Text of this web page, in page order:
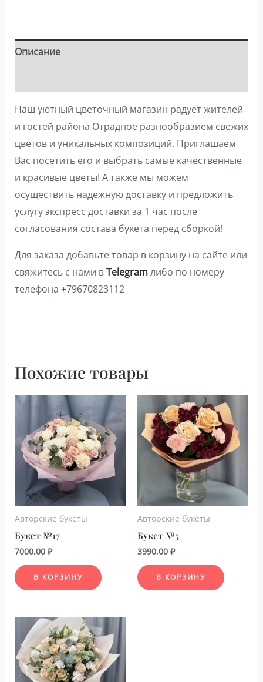
Описание
Наш уютный цветочный магазин радует жителей
и гостей района Отрадное разнообразием свежих
цветов и уникальных композиций. Приглашаем
Вас посетить его и выбрать самые качественные
и красивые цветы! А также мы можем
осуществить надежную доставку и предложить
услугу экспресс доставки за 1 час после
согласования состава букета перед сборкой!
Для заказа добавьте товар в корзину на сайте или
свяжитесь с нами вTelegramлибо по номеру
телефона +79670823112
Похожие товары
Авторские букеты
Букет №17
7000,00 ₽
В КОРЗИНУ
Авторские букеты
Букет №5
3990,00 ₽
В КОРЗИНУ